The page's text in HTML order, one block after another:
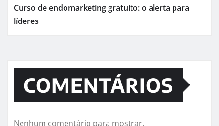
Curso de endomarketing gratuito: o alerta para
líderes
COMENTÁRIOS
Nenhum comentário para mostrar.